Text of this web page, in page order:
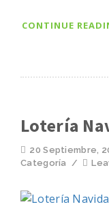
CONTINUE
Lotería
20 Septiembre,
Categoría
/